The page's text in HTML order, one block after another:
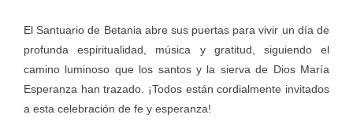
El Santuario de Betania abre sus puertas para vivir un día de
profunda espiritualidad, música y gratitud, siguiendo el
camino luminoso que los santos y la sierva de Dios María
Esperanza han trazado. ¡Todos están cordialmente invitados
a esta celebración de fe y esperanza!